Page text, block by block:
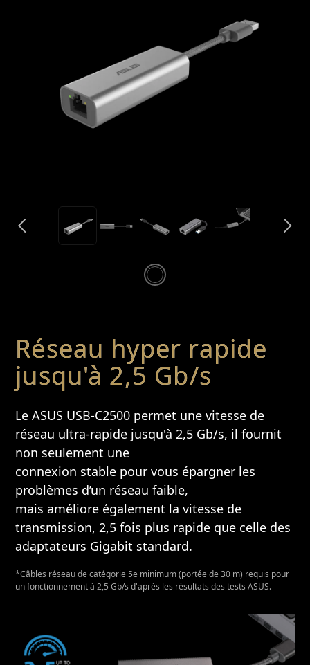
Réseau hyper rapide
jusqu'à 2,5 Gb/s
Le ASUS USB-C2500 permet une vitesse de
réseau ultra-rapide jusqu'à 2,5 Gb/s, il fournit
non seulement une
connexion stable pour vous épargner les
problèmes d’un réseau faible,
mais améliore également la vitesse de
transmission, 2,5 fois plus rapide que celle des
adaptateurs Gigabit standard. ​
*Câbles réseau de catégorie 5e minimum (portée de 30 m) requis pour
un fonctionnement à 2,5 Gb/s d'après les résultats des tests ASUS.